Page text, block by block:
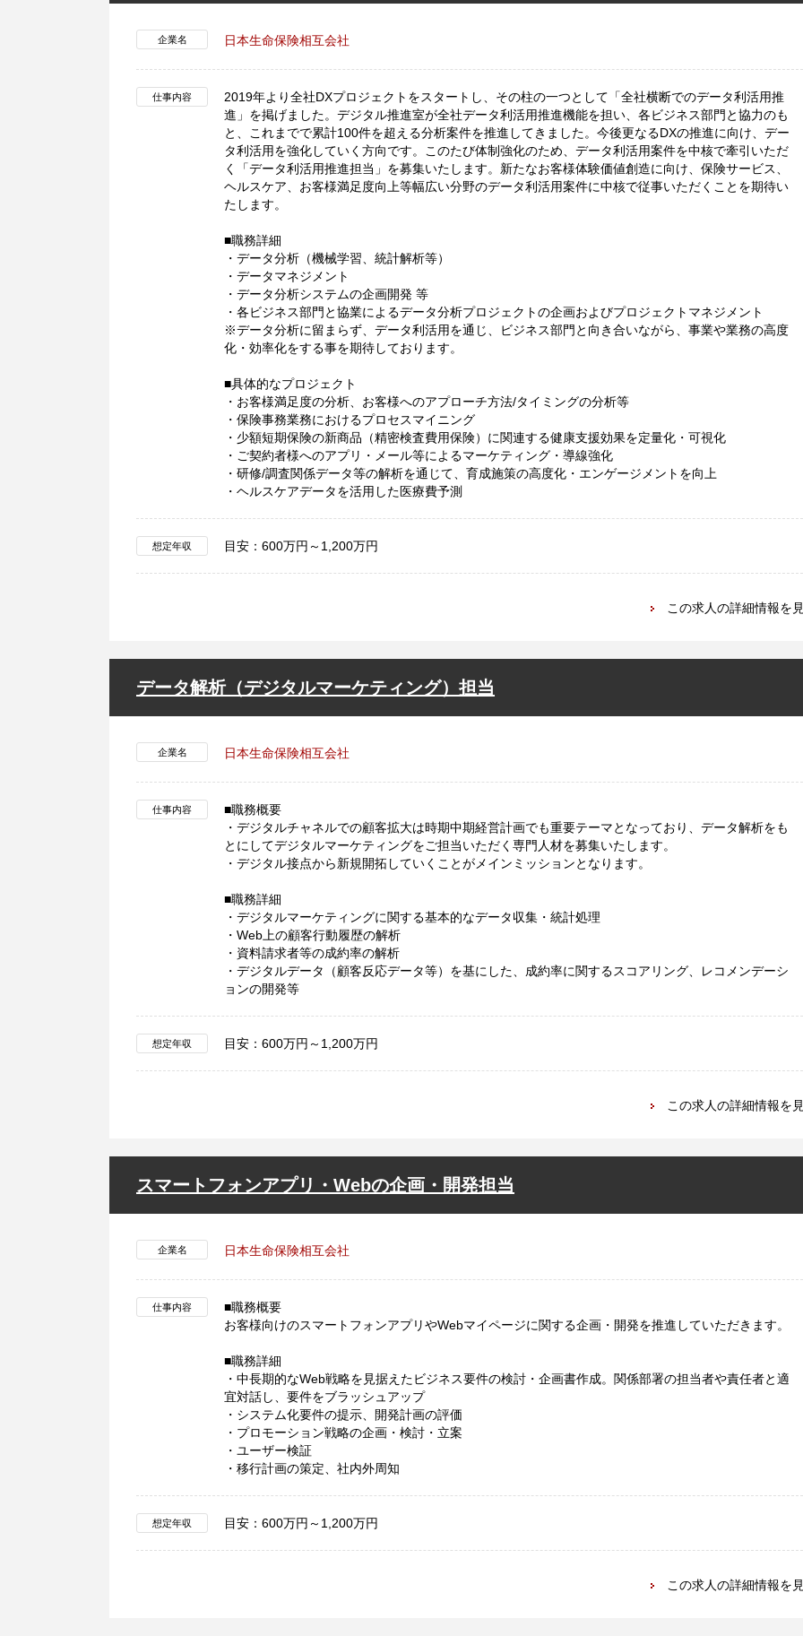
企業名 日本生命保険相互会社
仕事内容
2019年より全社DXプロジェクトをスタートし、その柱の一つとして「全社横断でのデータ利活用推
進」を掲げました。デジタル推進室が全社データ利活用推進機能を担い、各ビジネス部門と協力のも
と、これまでで累計100件を超える分析案件を推進してきました。今後更なるDXの推進に向け、デー
タ利活用を強化していく方向です。このたび体制強化のため、データ利活用案件を中核で牽引いただ
く「データ利活用推進担当」を募集いたします。新たなお客様体験価値創造に向け、保険サービス、
ヘルスケア、お客様満足度向上等幅広い分野のデータ利活用案件に中核で従事いただくことを期待い
たします。
■職務詳細
・データ分析（機械学習、統計解析等）
・データマネジメント
・データ分析システムの企画開発 等
・各ビジネス部門と協業によるデータ分析プロジェクトの企画およびプロジェクトマネジメント
※データ分析に留まらず、データ利活用を通じ、ビジネス部門と向き合いながら、事業や業務の高度
化・効率化をする事を期待しております。
■具体的なプロジェクト
・お客様満足度の分析、お客様へのアプローチ方法/タイミングの分析等
・保険事務業務におけるプロセスマイニング
・少額短期保険の新商品（精密検査費用保険）に関連する健康支援効果を定量化・可視化
・ご契約者様へのアプリ・メール等によるマーケティング・導線強化
・研修/調査関係データ等の解析を通じて、育成施策の高度化・エンゲージメントを向上
・ヘルスケアデータを活用した医療費予測
想定年収 目安：600万円～1,200万円
この求人の詳細情報を
データ解析（デジタルマーケティング）担当
企業名 日本生命保険相互会社
仕事内容
■職務概要
・デジタルチャネルでの顧客拡大は時期中期経営計画でも重要テーマとなっており、データ解析をも
とにしてデジタルマーケティングをご担当いただく専門人材を募集いたします。
・デジタル接点から新規開拓していくことがメインミッションとなります。
■職務詳細
・デジタルマーケティングに関する基本的なデータ収集・統計処理
・Web上の顧客行動履歴の解析
・資料請求者等の成約率の解析
・デジタルデータ（顧客反応データ等）を基にした、成約率に関するスコアリング、レコメンデーシ
ョンの開発等
想定年収 目安：600万円～1,200万円
この求人の詳細情報を
スマートフォンアプリ・Webの企画・開発担当
企業名 日本生命保険相互会社
仕事内容
■職務概要
お客様向けのスマートフォンアプリやWebマイページに関する企画・開発を推進していただきます。
■職務詳細
・中長期的なWeb戦略を見据えたビジネス要件の検討・企画書作成。関係部署の担当者や責任者と適
宜対話し、要件をブラッシュアップ
・システム化要件の提示、開発計画の評価
・プロモーション戦略の企画・検討・立案
・ユーザー検証
・移行計画の策定、社内外周知
想定年収 目安：600万円～1,200万円
この求人の詳細情報を